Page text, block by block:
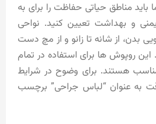
مناطق حیاتی حفاظت را برای به
و بهداشت تعیین کنید. نواحی
بدن، از شانه تا زانو و از مچ دست
روپوش ها برای استفاده در تمام
خطر، از 1 تا 4 مناسب هستند. برای وضوح در شرایط
به عنوان “لباس جراحی” برچسب